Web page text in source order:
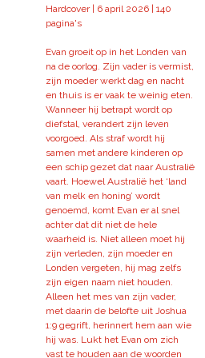
Hardcover | 6 april 2026 | 140
pagina's
Evan groeit op in het Londen van
na de oorlog. Zijn vader is vermist,
zijn moeder werkt dag en nacht
en thuis is er vaak te weinig eten.
Wanneer hij betrapt wordt op
diefstal, verandert zijn leven
voorgoed. Als straf wordt hij
samen met andere kinderen op
een schip gezet dat naar Australië
vaart. Hoewel Australië het ‘land
van melk en honing’ wordt
genoemd, komt Evan er al snel
achter dat dit niet de hele
waarheid is. Niet alleen moet hij
zijn verleden, zijn moeder en
Londen vergeten, hij mag zelfs
zijn eigen naam niet houden.
Alleen het mes van zijn vader,
met daarin de belofte uit Joshua
1:9 gegrift, herinnert hem aan wie
hij was. Lukt het Evan om zich
vast te houden aan de woorden